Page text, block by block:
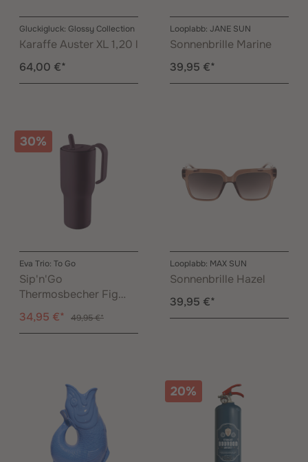
Gluckigluck: Glossy Collection
Karaffe Auster XL 1,20 l
64,00 €*
Looplabb: JANE SUN
Sonnenbrille Marine
39,95 €*
30%
Eva Trio: To Go
Sip'n'Go
Thermosbecher Fig
Purple 0,90 l
34,95 €* 49,95 €*
Looplabb: MAX SUN
Sonnenbrille Hazel
39,95 €*
20%